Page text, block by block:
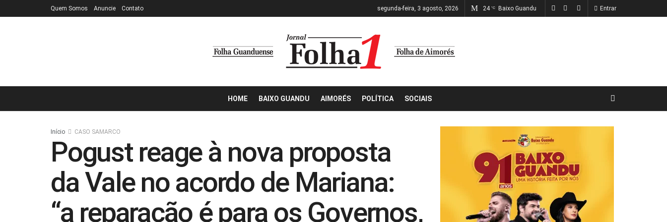
Quem Somos Anuncie Contato segunda-feira, 3 agosto, 2026 24 °C Baixo Guandu Entrar
HOME BAIXO GUANDU AIMORÉS POLÍTICA SOCIAIS
Início CASO SAMARCO
Pogust reage à nova proposta
da Vale no acordo de Mariana:
“a reparação é para os Governos,